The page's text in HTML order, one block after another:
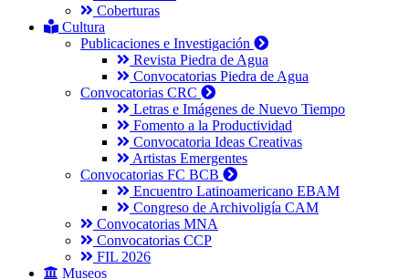
Coberturas
Cultura
Publicaciones e Investigación
Revista Piedra de Agua
Convocatorias Piedra de Agua
Convocatorias CRC
Letras e Imágenes de Nuevo Tiempo
Fomento a la Productividad
Convocatoria Ideas Creativas
Artistas Emergentes
Convocatorias FC BCB
Encuentro Latinoamericano EBAM
Congreso de Archivoligía CAM
Convocatorias MNA
Convocatorias CCP
FIL 2026
Museos